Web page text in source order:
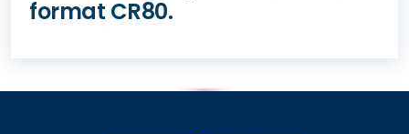
format CR80.